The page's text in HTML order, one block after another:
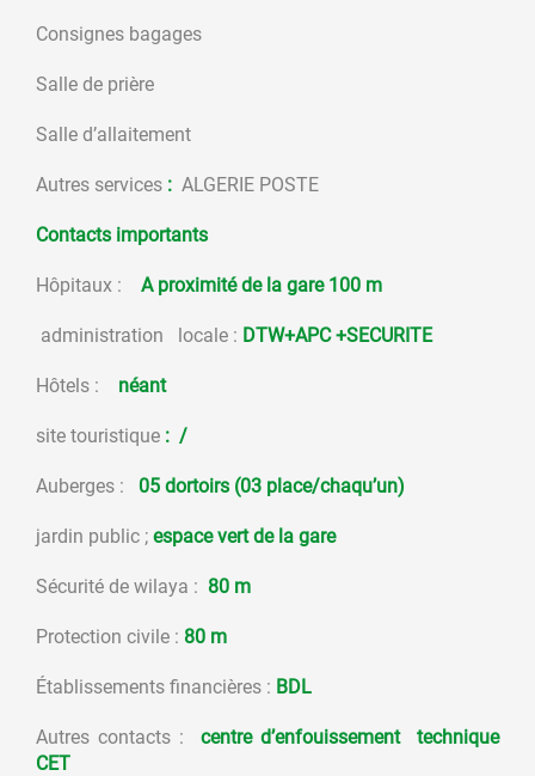
Consignes bagages
Salle de prière
Salle d’allaitement
Autres services : ALGERIE POSTE
Contacts importants
Hôpitaux : A proximité de la gare 100 m
administration locale : DTW+APC +SECURITE
Hôtels : néant
site touristique : /
Auberges : 05 dortoirs (03 place/chaqu’un)
jardin public ; espace vert de la gare
Sécurité de wilaya : 80 m
Protection civile : 80 m
Établissements financières : BDL
Autres contacts : centre d’enfouissement technique
CET